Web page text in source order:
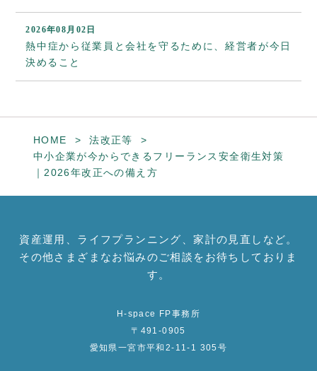
2026年08月02日
熱中症から従業員と会社を守るために、経営者が今日
決めること
HOME
法改正等
中小企業が今からできるフリーランス安全衛生対策
｜2026年改正への備え方
資産運用、ライフプランニング、家計の見直しなど。
その他さまざまなお悩みのご相談をお待ちしておりま
す。
H-space FP事務所
〒491-0905
愛知県一宮市平和2-11-1 305号